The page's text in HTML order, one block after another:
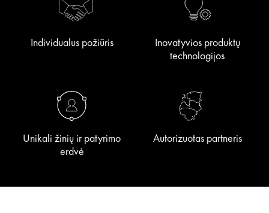
Individualus požiūris
Inovatyvios produktų
technologijos
Unikali žinių ir patyrimo
erdvė
Autorizuotas partneris